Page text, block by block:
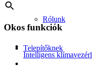
Rólunk
Telepítőknek
Okos funkciók
Intelligens